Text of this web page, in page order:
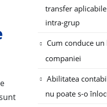
transfer
intra-grup
Cum conduce
companiei
Abilitatea
nu poate s-o